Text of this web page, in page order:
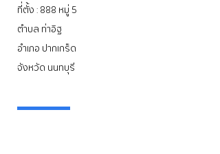
ที่ตั้ง : 888 หมู่ 5
ตำบล ท่าอิฐ
อำเภอ ปากเกร็ด
จังหวัด นนทบุรี